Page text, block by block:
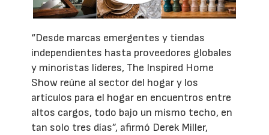
“Desde marcas emergentes y tiendas
independientes hasta proveedores globales
y minoristas líderes, The Inspired Home
Show reúne al sector del hogar y los
artículos para el hogar en encuentros entre
altos cargos, todo bajo un mismo techo, en
tan solo tres días”, afirmó Derek Miller,